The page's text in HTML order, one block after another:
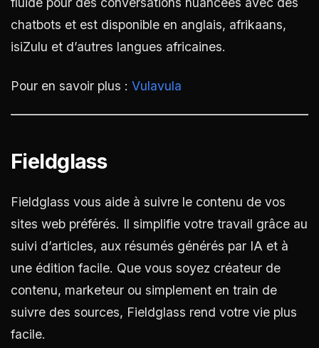
chatbots et est disponible en anglais, afrikaans,
isiZulu et d’autres langues africaines.
Pour en savoir plus : Vulavula
Fieldglass
Fieldglass vous aide à suivre le contenu de vos
sites web préférés. Il simplifie votre travail grâce au
suivi d’articles, aux résumés générés par IA et à
une édition facile. Que vous soyez créateur de
contenu, marketeur ou simplement en train de
suivre des sources, Fieldglass rend votre vie plus
facile.